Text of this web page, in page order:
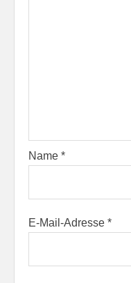
Name *
E-Mail-Adresse *